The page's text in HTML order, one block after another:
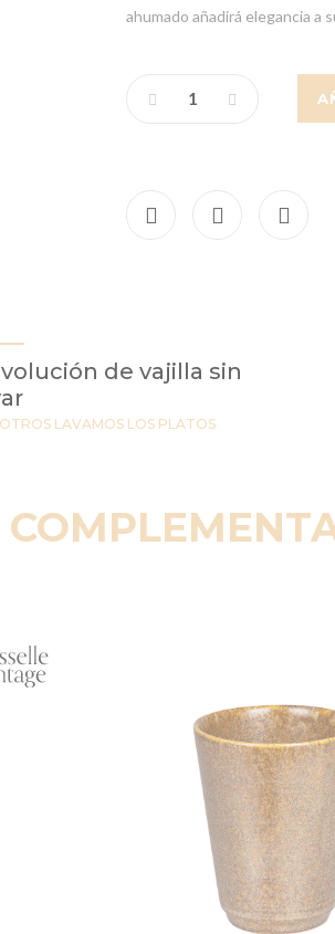
ahumado añadirá elegancia a
de vajilla sin
LAVAMOS LOS PLATOS